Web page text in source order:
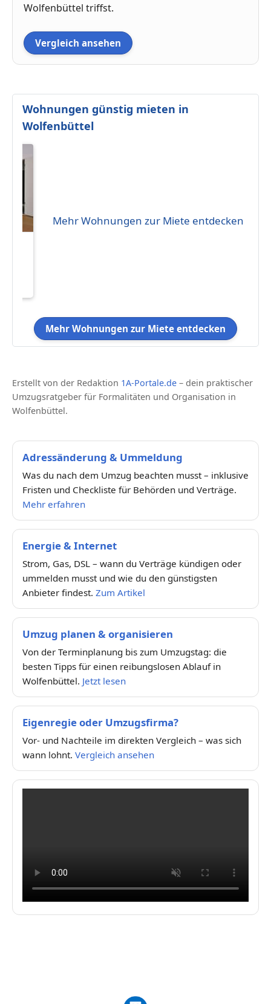
Wolfenbüttel triffst.
Vergleich ansehen
Wohnungen günstig mieten in
Wolfenbüttel
Mehr Wohnungen zur Miete entdecken
Mehr Wohnungen zur Miete entdecken
Erstellt von der Redaktion 1A-Portale.de – dein praktischer
Umzugsratgeber für Formalitäten und Organisation in
Wolfenbüttel.
Adressänderung & Ummeldung
Was du nach dem Umzug beachten musst – inklusive
Fristen und Checkliste für Behörden und Verträge.
Mehr erfahren
Energie & Internet
Strom, Gas, DSL – wann du Verträge kündigen oder
ummelden musst und wie du den günstigsten
Anbieter findest. Zum Artikel
Umzug planen & organisieren
Von der Terminplanung bis zum Umzugstag: die
besten Tipps für einen reibungslosen Ablauf in
Wolfenbüttel. Jetzt lesen
Eigenregie oder Umzugsfirma?
Vor- und Nachteile im direkten Vergleich – was sich
wann lohnt. Vergleich ansehen